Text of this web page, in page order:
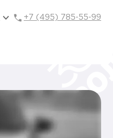
+7 (495) 785-55-99